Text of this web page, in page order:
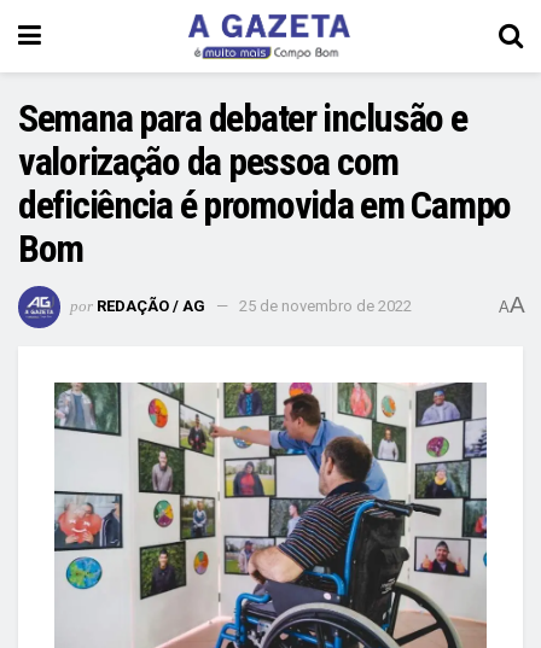
Semana para debater inclusão e
valorização da pessoa com
deficiência é promovida em Campo
Bom
por REDAÇÃO / AG 25 de novembro de 2022 AA